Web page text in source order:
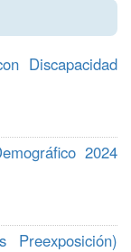
Discapacidad
2024